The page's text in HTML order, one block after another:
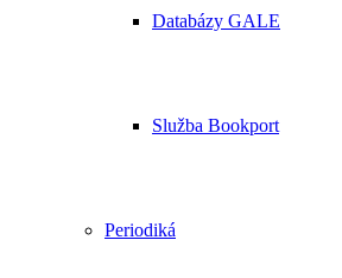
Databázy GALE
Služba Bookport
Periodiká